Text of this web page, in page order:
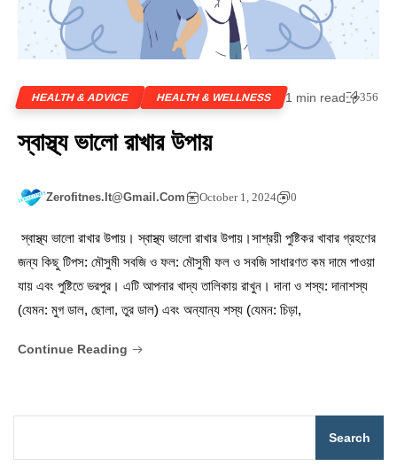
HEALTH & ADVICE HEALTH & WELLNESS 1 min read 356
স্বাস্থ্য ভালো রাখার উপায়
Zerofitnes.it@gmail.com October 1, 2024 0
স্বাস্থ্য ভালো রাখার উপায়। স্বাস্থ্য ভালো রাখার উপায়।সাশ্রয়ী পুষ্টিকর খাবার গ্রহণের
জন্য কিছু টিপস: মৌসুমী সবজি ও ফল: মৌসুমী ফল ও সবজি সাধারণত কম দামে পাওয়া
যায় এবং পুষ্টিতে ভরপুর। এটি আপনার খাদ্য তালিকায় রাখুন। দানা ও শস্য: দানাশস্য
(যেমন: মুগ ডাল, ছোলা, তুর ডাল) এবং অন্যান্য শস্য (যেমন: চিড়া,
Continue Reading
Search